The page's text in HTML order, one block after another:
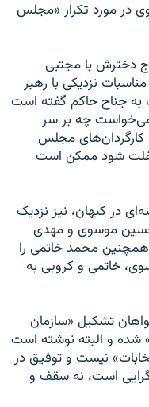
در مورد تکرار «مجلس
دخترش با مجتبی
نزدیکی با رهبر
به جناح حاکم گفته است
چه بر سر
کارگردان‌های مجلس
شود ممکن است
در کیهان، نیز نزدیک
موسوی و مهدی
همچنین محمد خاتمی را
خاتمی و کروبی به
تشکیل «سازمان
شده و البته نوشته است
نیست و توفیق در
است، نه سقف و